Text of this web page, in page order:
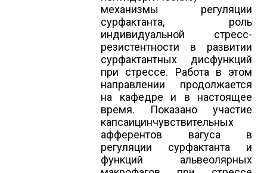
механизмы регуляции
сурфактанта, роль
индивидуальной стресс-
резистентности в развитии
сурфактантных дисфункций
при стрессе. Работа в этом
направлении продолжается
на кафедре и в настоящее
время. Показано участие
капсаицинчувствительных
афферентов вагуса в
регуляции сурфактанта и
функций альвеолярных